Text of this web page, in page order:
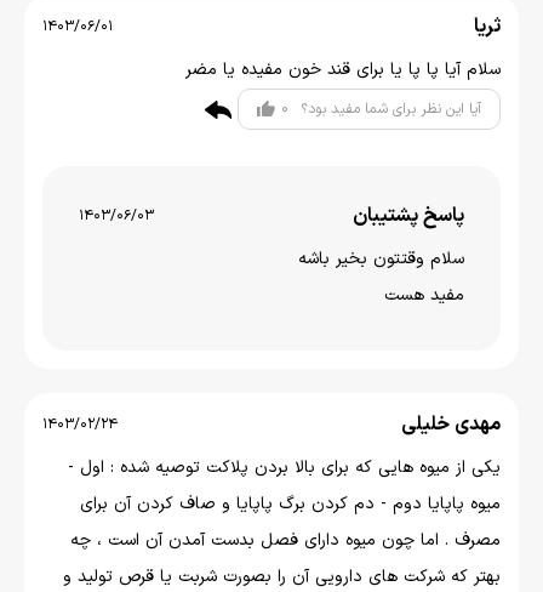
ثریا 1403/06/01
سلام آیا پا پا یا برای قند خون مفیده یا مضر
آیا این نظر برای شما مفید بود؟ 0
پاسخ پشتیبان 1403/06/03
سلام وقتتون بخير باشه
مفید هست
مهدی خلیلی 1403/02/24
یکی از میوه هایی که برای بالا بردن پلاکت توصیه شده : اول -
میوه پاپایا دوم - دم کردن برگ پاپایا و صاف کردن آن برای
مصرف . اما چون میوه دارای فصل بدست آمدن آن است ، چه
بهتر که شرکت های دارویی آن را بصورت شربت یا قرص تولید و